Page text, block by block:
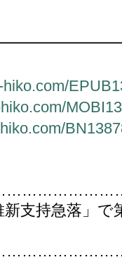
新支持急落」